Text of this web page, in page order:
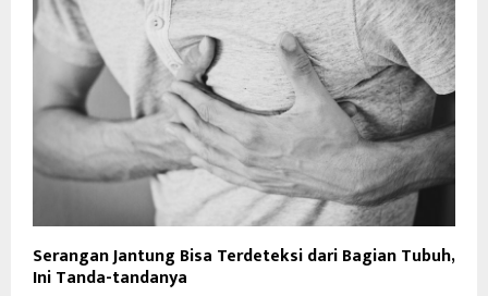
Serangan Jantung Bisa Terdeteksi dari Bagian Tubuh,
Ini Tanda-tandanya